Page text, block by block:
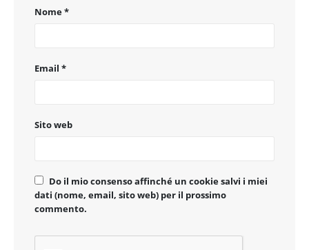
Nome*
Email *
Sito web
Do il mio consenso affinché un cookie salvi i miei
dati (nome, email, sito web) per il prossimo
commento.